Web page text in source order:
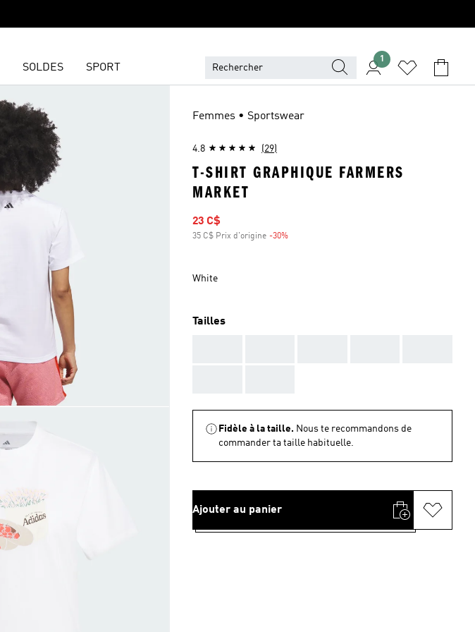
SOLDES SPORT
1
Femmes • Sportswear
4.8 (29)
T-SHIRT GRAPHIQUE FARMERS
MARKET
Prix soldé
23 C$
35 C$ Prix d'origine -30%
White
Tailles
Fidèle à la taille. Nous te recommandons de
commander ta taille habituelle.
Ajouter au panier